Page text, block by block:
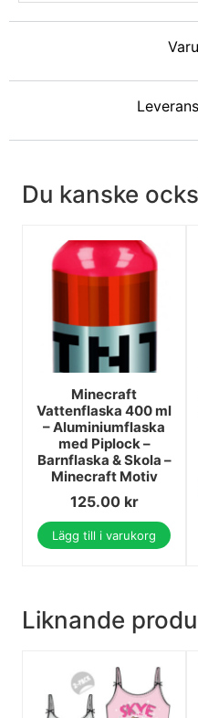
Du kanske
Minecraft
Vattenflaska 400 ml
– Aluminiumflaska
med Piplock –
Barnflaska & Skola –
Minecraft Motiv
125.00 kr
Lägg till i varukorg
Liknande